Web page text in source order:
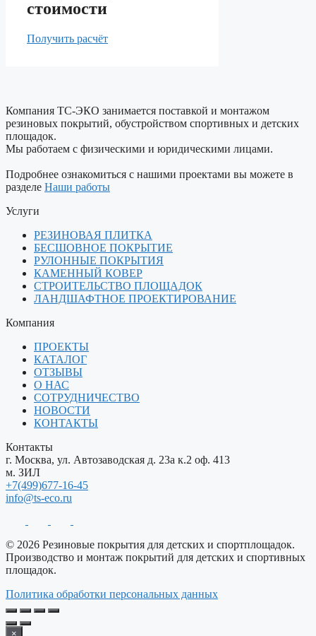
стоимости
Получить расчёт
Компания ТС-ЭКО занимается поставкой и монтажом
резиновых покрытий, обустройством спортивных и детских
площадок.
Мы работаем с физическими и юридическими лицами.
Подробнее ознакомиться с нашими проектами вы можете в
разделе Наши работы
Услуги
РЕЗИНОВАЯ ПЛИТКА
БЕСШОВНОЕ ПОКРЫТИЕ
РУЛОННЫЕ ПОКРЫТИЯ
КАМЕННЫЙ КОВЕР
СТРОИТЕЛЬСТВО ПЛОЩАДОК
ЛАНДШАФТНОЕ ПРОЕКТИРОВАНИЕ
Компания
ПРОЕКТЫ
КАТАЛОГ
ОТЗЫВЫ
О НАС
СОТРУДНИЧЕСТВО
НОВОСТИ
КОНТАКТЫ
Контакты
г. Москва, ул. Автозаводская д. 23а к.2 оф. 413
м. ЗИЛ
+7(499)677-16-45
info@ts-eco.ru
© 2026 Резиновые покрытия для детских и спортплощадок.
Производство и монтаж покрытий для детских и спортивных
площадок.
Политика обработки персональных данных
×